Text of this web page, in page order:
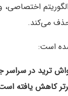
می‌کند.
است:
صرافی برتر کاهش